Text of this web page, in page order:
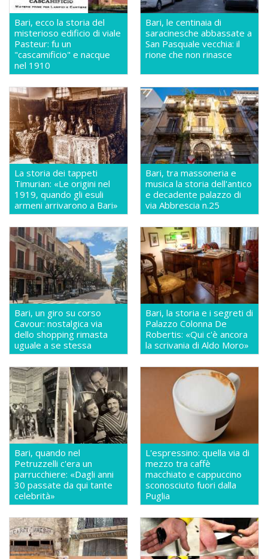
Bari, ecco la storia del
misterioso edificio di viale
Pasteur: fu un
"cascamificio" e nacque
nel 1910
Bari, le centinaia di
saracinesche abbassate a
San Pasquale vecchia: il
rione che non rinasce
La storia dei tappeti
Timurian: «Le origini nel
1919, quando gli esuli
armeni arrivarono a Bari»
Bari, tra massoneria e
musica la storia dell'antico
e decadente palazzo di
via Abbrescia n.25
Bari, un giro su corso
Cavour: nostalgica via
dello shopping rimasta
uguale a se stessa
Bari, la storia e i segreti di
Palazzo Colonna De
Robertis: «Qui c'è ancora
la scrivania di Aldo Moro»
Bari, quando nel
Petruzzelli c'era un
parrucchiere: «Dagli anni
30 passate da qui tante
celebrità»
L'espressino: quella via di
mezzo tra caffè
macchiato e cappuccino
sconosciuto fuori dalla
Puglia